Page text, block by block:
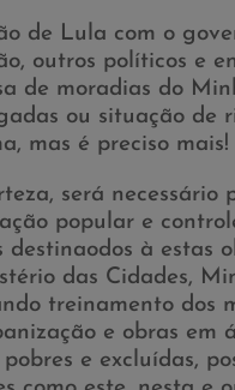
de Lula com o
outros políticos e
de moradias do
ou situação de
mas é preciso mais!
será
popular e
destinaodos à estas
das Cidades,
treinamento dos
e obras em
pobres e excluídas,